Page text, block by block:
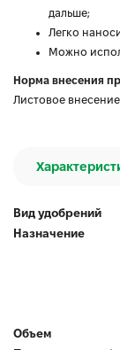
дальше;
Легко
Можно
Норма внесения
Листовое
Вид удобрений
Назначение
Объем